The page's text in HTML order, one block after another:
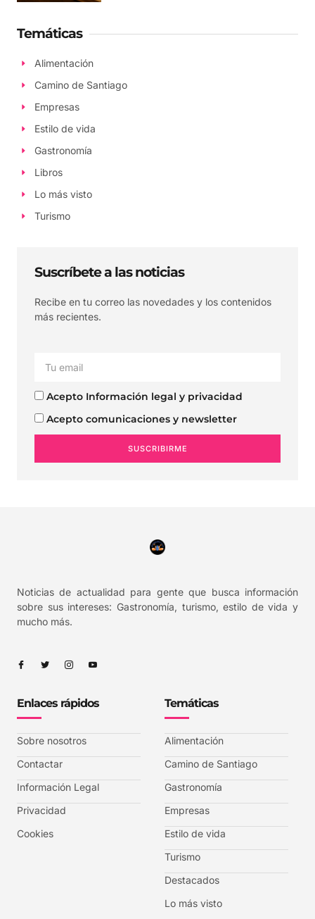
Temáticas
Alimentación
Camino de Santiago
Empresas
Estilo de vida
Gastronomía
Libros
Lo más visto
Turismo
Suscríbete a las noticias
Recibe en tu correo las novedades y los contenidos
más recientes.
Acepto Información legal y privacidad
Acepto comunicaciones y newsletter
SUSCRIBIRME
Noticias de actualidad para gente que busca información
sobre sus intereses: Gastronomía, turismo, estilo de vida y
mucho más.
Enlaces rápidos
Sobre nosotros
Contactar
Información Legal
Privacidad
Cookies
Temáticas
Alimentación
Camino de Santiago
Gastronomía
Empresas
Estilo de vida
Turismo
Destacados
Lo más visto